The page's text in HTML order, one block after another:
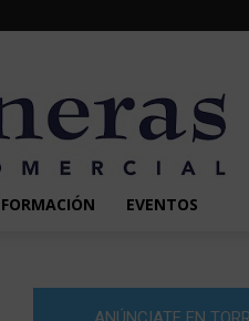
FORMACIÓN EVENTOS